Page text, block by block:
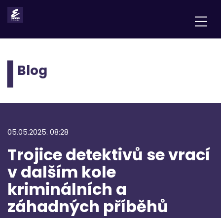
Blog
05.05.2025. 08:28
Trojice detektivů se vrací
v dalším kole
kriminálních a
záhadných příběhů